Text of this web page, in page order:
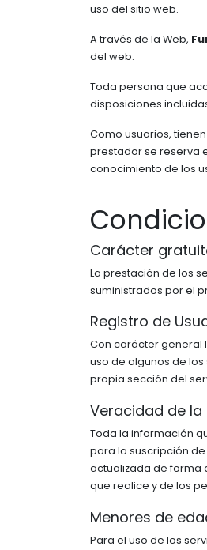
uso del sitio web.
A través de la Web,
del web.
Toda persona que
disposiciones
Como usuarios,
prestador se reserva
conocimiento de los
Carácter
La prestación de los
suministrados por el
Registro de
Con carácter general
uso de algunos de
propia sección del
Veracidad de
Toda la información
para la suscripción
actualizada de forma
que realice y de los
Menores de
Para el uso de los